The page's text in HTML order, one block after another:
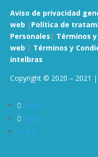
Aviso de privacidad
web | Política de
Personales | Términos
web | Términos y
intelbras
Copyright © 2020 – 2021
Seguir
Seguir
Seguir